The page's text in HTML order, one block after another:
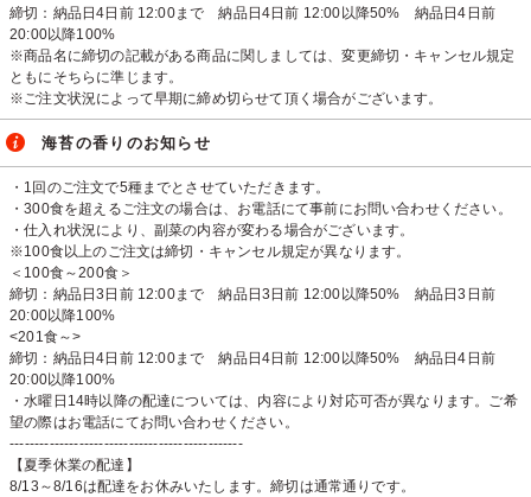
締切：納品日4日前 12:00まで 納品日4日前 12:00以降50% 納品日4日前
20:00以降100%
※商品名に締切の記載がある商品に関しましては、変更締切・キャンセル規定
ともにそちらに準じます。
※ご注文状況によって早期に締め切らせて頂く場合がございます。
海苔の香りのお知らせ
・1回のご注文で5種までとさせていただきます。
・300食を超えるご注文の場合は、お電話にて事前にお問い合わせください。
・仕入れ状況により、副菜の内容が変わる場合がございます。
※100食以上のご注文は締切・キャンセル規定が異なります。
＜100食～200食＞
締切：納品日3日前 12:00まで 納品日3日前 12:00以降50% 納品日3日前
20:00以降100%
<201食～>
締切：納品日4日前 12:00まで 納品日4日前 12:00以降50% 納品日4日前
20:00以降100%
・水曜日14時以降の配達については、内容により対応可否が異なります。ご希
望の際はお電話にてお問い合わせください。
-----------------------------------------------
【夏季休業の配達】
8/13～8/16は配達をお休みいたします。締切は通常通りです。